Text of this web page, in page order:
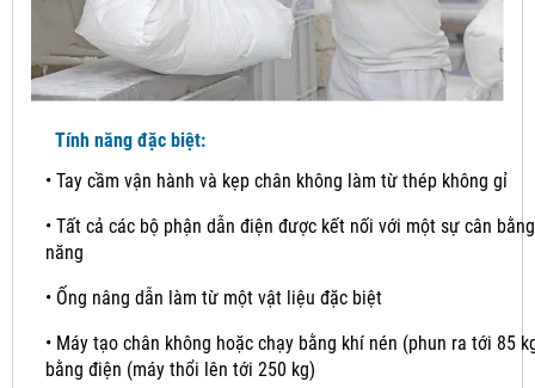
Tính năng đặc biệt:
• Tay cầm vận hành và kẹp chân không làm từ thép không gỉ
• Tất cả các bộ phận dẫn điện được kết nối với một sự cân
năng
• Ống nâng dẫn làm từ một vật liệu đặc biệt
• Máy tạo chân không hoặc chạy bằng khí nén (phun ra tới 85
bằng điện (máy thổi lên tới 250 kg)